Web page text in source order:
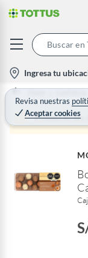
o
t
Ingresa tu
Revisa nuestras
Aceptar cookies
Home Confiteria
Producto sin